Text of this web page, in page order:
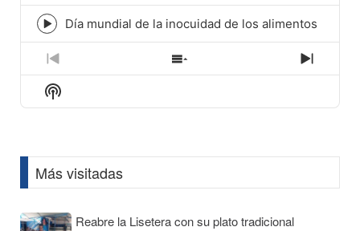
play
icon
Episode
play
icon
Día mundial de la inocuidad de los alimentos
Previous
Episode
Show
Next
Show
Podcast
Más visitadas
Reabre la Lisetera con su plato tradicional